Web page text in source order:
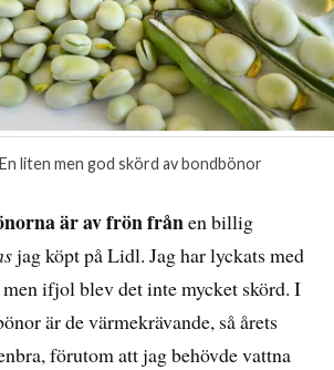
En liten men god skörd av bondbönor
är av frön frånen billig
jag köpt på Lidl. Jag har lyckats med
men ifjol blev det inte mycket skörd. I
är de värmekrävande, så årets
förutom att jag behövde vattna